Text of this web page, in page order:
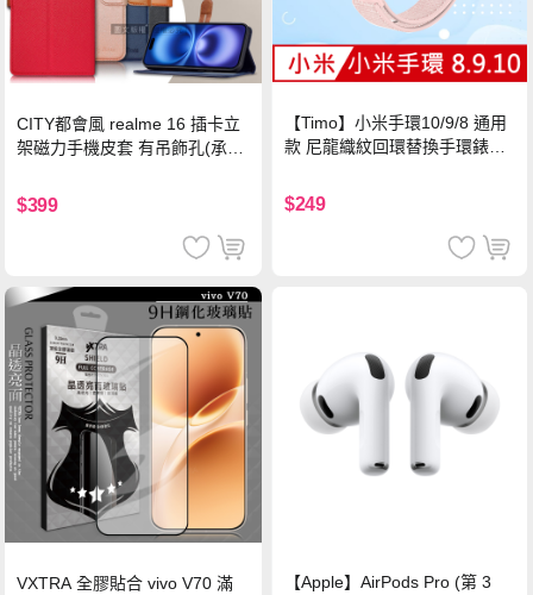
CITY都會風 realme 16 插卡立
架磁力手機皮套 有吊飾孔(承諾
$399
【Timo】小米手環10/9/8 通用
款 尼龍織紋回環替換手環錶帶-
$249
VXTRA 全膠貼合 vivo V70 滿
【Apple】AirPods Pro (第 3